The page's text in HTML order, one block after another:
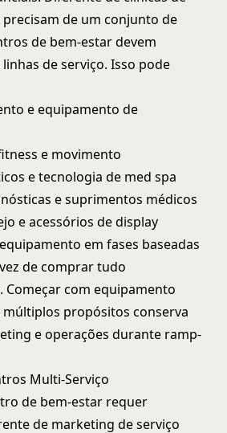
de um conjunto de
de bem-estar devem
de serviço. Isso pode
e equipamento de
e movimento
e tecnologia de med spa
e suprimentos médicos
e acessórios de display
em fases baseadas
de comprar tudo
Começar com equipamento
múltiplos propósitos conserva
e operações durante ramp-
Multi-Serviço
de bem-estar requer
de marketing de serviço